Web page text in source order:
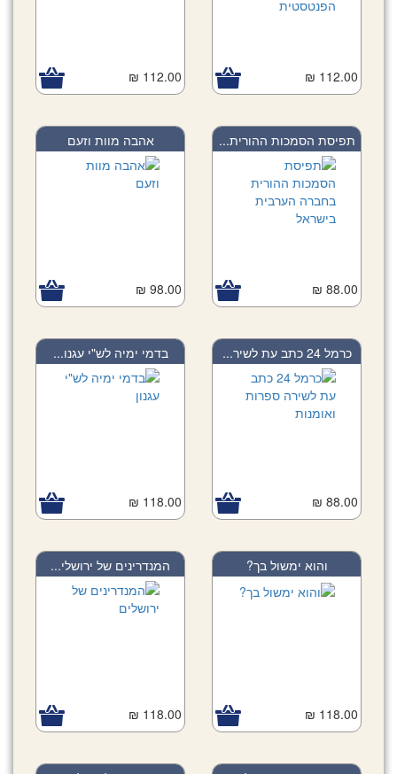
112.00 ₪
112.00 ₪
תפיסת הסמכות ההורית...
88.00 ₪
אהבה מוות וזעם
98.00 ₪
כרמל 24 כתב עת לשיר...
88.00 ₪
בדמי ימיה לש"י עגנו...
118.00 ₪
והוא ימשול בך?
118.00 ₪
המנדרינים של ירושלי...
118.00 ₪